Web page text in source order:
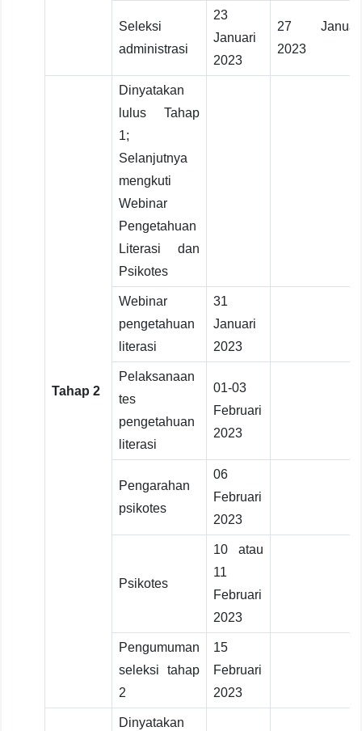
Seleksi
administrasi
23
Januari
2023
27
2023
Tahap 2
Dinyatakan
lulus Tahap
1;
Selanjutnya
mengkuti
Webinar
Pengetahuan
Literasi dan
Psikotes
Webinar
pengetahuan
literasi
31
Januari
2023
Pelaksanaan
tes
pengetahuan
literasi
01-03
Februari
2023
Pengarahan
psikotes
06
Februari
2023
Psikotes
10 atau
11
Februari
2023
Pengumuman
seleksi tahap
2
15
Februari
2023
Dinyatakan